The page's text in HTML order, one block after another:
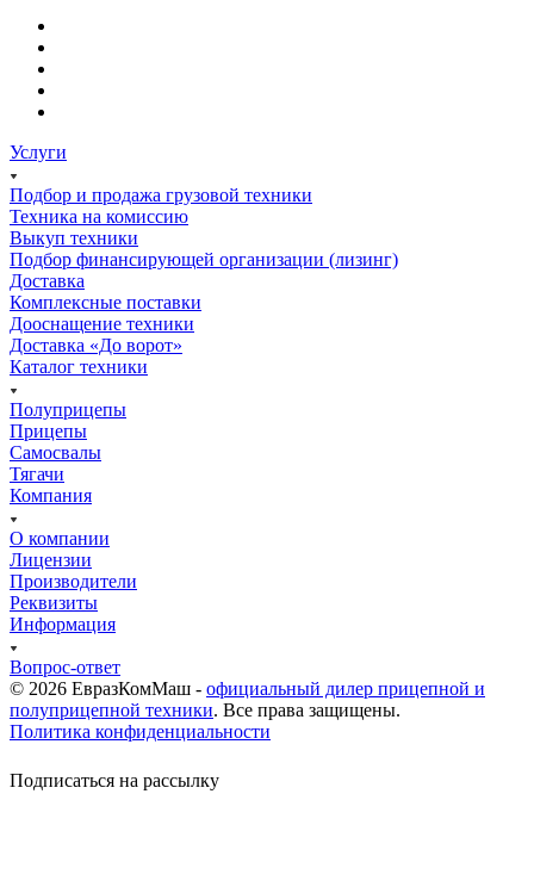
Услуги
Подбор и продажа грузовой техники
Техника на комиссию
Выкуп техники
Подбор финансирующей организации (лизинг)
Доставка
Комплексные поставки
Дооснащение техники
Доставка «До ворот»
Каталог техники
Полуприцепы
Прицепы
Самосвалы
Тягачи
Компания
О компании
Лицензии
Производители
Реквизиты
Информация
Вопрос-ответ
© 2026 ЕвразКомМаш - официальный дилер прицепной и
полуприцепной техники. Все права защищены.
Политика конфиденциальности
Подписаться на рассылку